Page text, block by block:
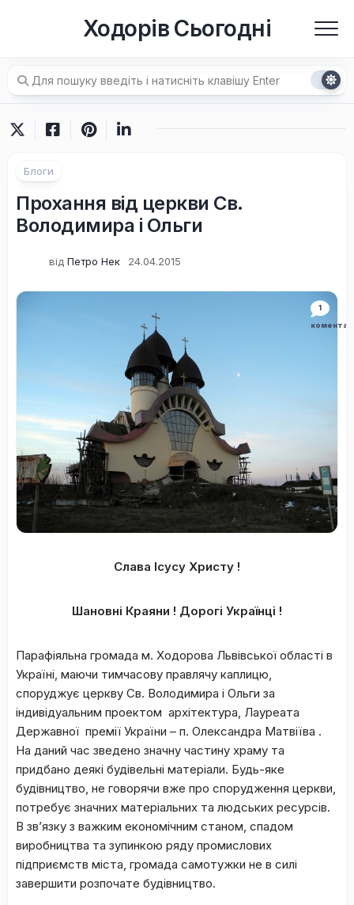
Ходорів Сьогодні
Блоги
Прохання від церкви Св.
Володимира і Ольги
від Петро Нек 24.04.2015
1
коментар
Слава Ісусу Христу !
Шановні Краяни ! Дорогі Українці !
Парафіяльна громада м. Ходорова Львівської області в
Україні, маючи тимчасову правлячу каплицю,
споруджує церкву Св. Володимира і Ольги за
індивідуальним проектом архітектура, Лауреата
Державної премії України – п. Олександра Матвіїва .
На даний час зведено значну частину храму та
придбано деякі будівельні матеріали. Будь-яке
будівництво, не говорячи вже про спорудження церкви,
потребує значних матеріальних та людських ресурсів.
В зв’язку з важким економічним станом, спадом
виробництва та зупинкою ряду промислових
підприємств міста, громада самотужки не в силі
завершити розпочате будівництво.